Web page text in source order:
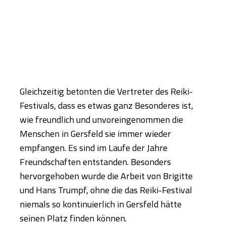
Gleichzeitig betonten die Vertreter des Reiki-
Festivals, dass es etwas ganz Besonderes ist,
wie freundlich und unvoreingenommen die
Menschen in Gersfeld sie immer wieder
empfangen. Es sind im Laufe der Jahre
Freundschaften entstanden. Besonders
hervorgehoben wurde die Arbeit von Brigitte
und Hans Trumpf, ohne die das Reiki-Festival
niemals so kontinuierlich in Gersfeld hätte
seinen Platz finden können.